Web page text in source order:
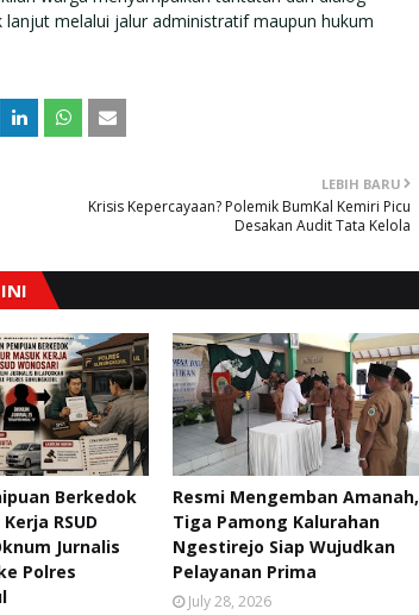
melalui jalur administratif maupun hukum
LEBIH BARU
Krisis Kepercayaan? Polemik BumKal Kemiri Picu
Desakan Audit Tata Kelola
Berkedok
RSUD
Jurnalis
Polres
Resmi Mengemban Amanah,
Tiga Pamong Kalurahan
Ngestirejo Siap Wujudkan
Pelayanan Prima
July 28, 2026